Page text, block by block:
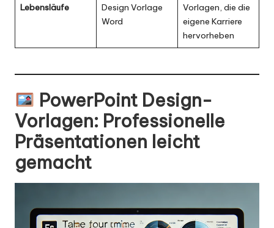
Lebensläufe
Design Vorlage
Word
Vorlagen, die die
eigene Karriere
hervorheben
PowerPoint Design-
Vorlagen: Professionelle
Präsentationen leicht
gemacht